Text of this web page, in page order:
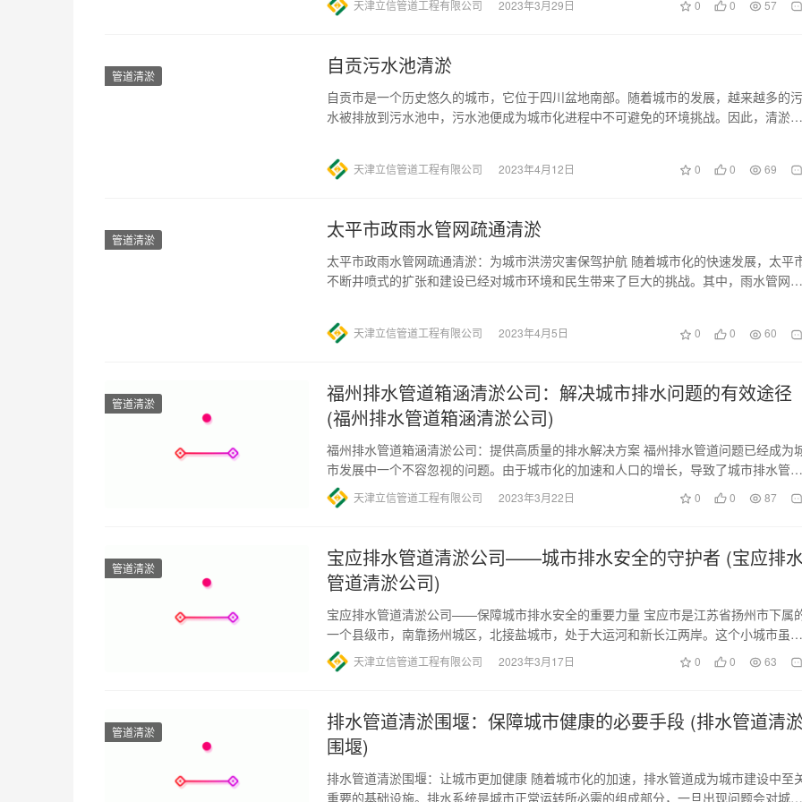
天津立信管道工程有限公司 2023年3月29日 0 0 57
管道清淤 自贡污水池清淤
自贡市是一个历史悠久的城市，它位于四川盆地南部。随着城市的发展，越来越多的污
水被排放到污水池中，污水池便成为城市化进程中不可避免的环境挑战。因此，清淤工
天津立信管道工程有限公司 2023年4月12日 0 0 69
管道清淤 太平市政雨水管网疏通清淤
太平市政雨水管网疏通清淤：为城市洪涝灾害保驾护航 随着城市化的快速发展，太平
不断井喷式的扩张和建设已经对城市环境和民生带来了巨大的挑战。其中，雨水管网的
天津立信管道工程有限公司 2023年4月5日 0 0 60
管道清淤
福州排水管道箱涵清淤公司：解决城市排水问题的有效途径
(福州排水管道箱涵清淤公司)
福州排水管道箱涵清淤公司：提供高质量的排水解决方案 福州排水管道问题已经成为
市发展中一个不容忽视的问题。由于城市化的加速和人口的增长，导致了城市排水管道
的短缺和老化。这些问题对城…
天津立信管道工程有限公司 2023年3月22日 0 0 87
管道清淤
宝应排水管道清淤公司——城市排水安全的守护者 (宝应排
管道清淤公司)
宝应排水管道清淤公司——保障城市排水安全的重要力量 宝应市是江苏省扬州市下属
一个县级市，南靠扬州城区，北接盐城市，处于大运河和新长江两岸。这个小城市虽然
面积不大，但却有着较为完善…
天津立信管道工程有限公司 2023年3月17日 0 0 63
管道清淤
排水管道清淤围堰：保障城市健康的必要手段 (排水管道清淤
围堰)
排水管道清淤围堰：让城市更加健康 随着城市化的加速，排水管道成为城市建设中至
重要的基础设施。排水系统是城市正常运转所必需的组成部分，一旦出现问题会对城市